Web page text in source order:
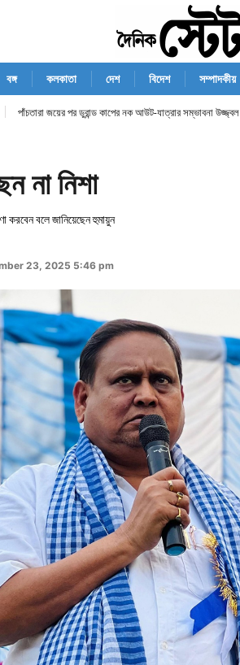
বঙ্গ কলকাতা দেশ বিদেশ সম্পাদকীয়
পাঁচতারা জয়ের পর ডুরান্ড কাপের নক আউট-যাত্রার সম্ভাবনা
না নিশা
করবেন বলে জানিয়েছেন হুমায়ুন
23, 2025 5:46 pm